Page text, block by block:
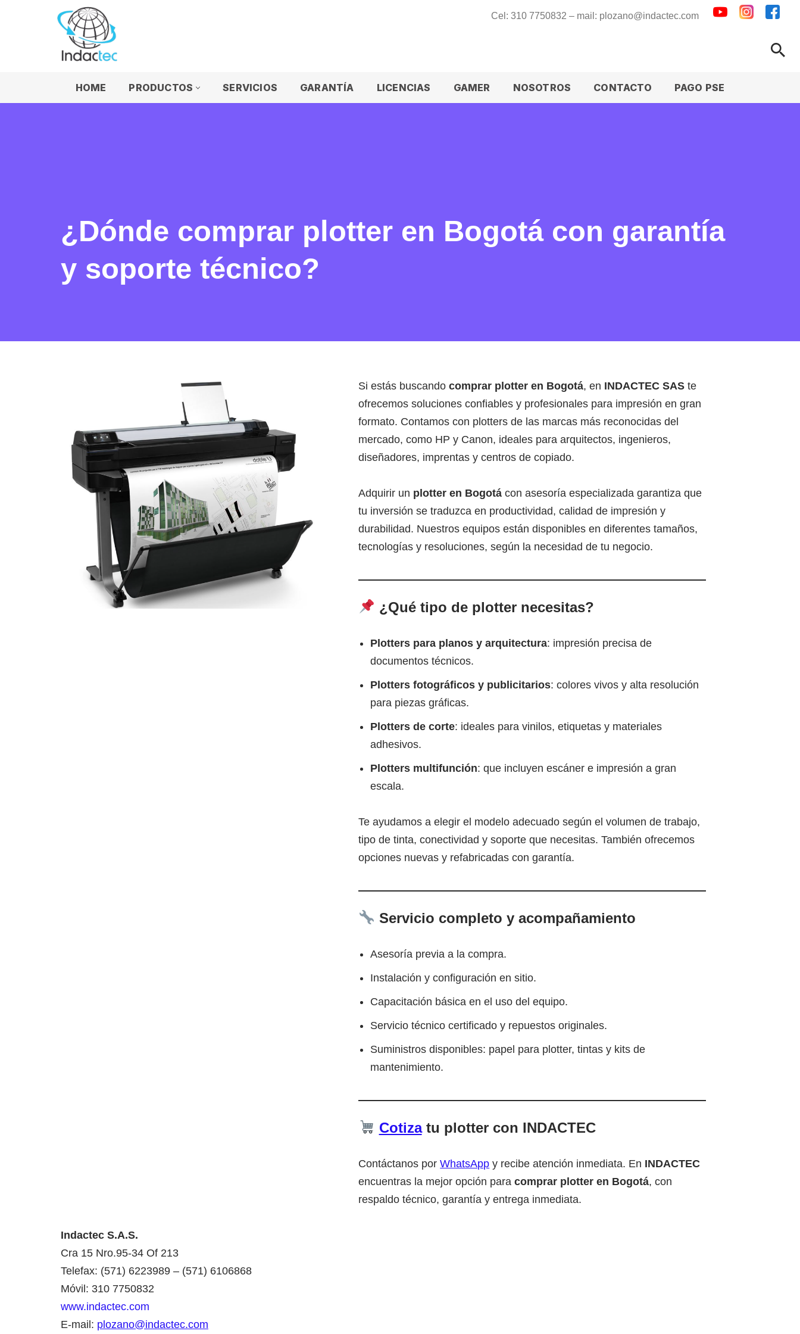
Cel: 310 7750832 – mail: plozano@indactec.com
HOME PRODUCTOS SERVICIOS GARANTÍA LICENCIAS GAMER NOSOTROS CONTACTO PAGO PSE
¿Dónde comprar plotter en Bogotá con garantía
y soporte técnico?
Si estás buscandocomprar plotter en Bogotá, en INDACTEC SAS te
ofrecemos soluciones confiables y profesionales para impresión en gran
formato. Contamos con plotters de las marcas más reconocidas del
mercado, como HP y Canon, ideales para arquitectos, ingenieros,
diseñadores, imprentas y centros de copiado.
Adquirir un plotter en Bogotá con asesoría especializada garantiza que
tu inversión se traduzca en productividad, calidad de impresión y
durabilidad. Nuestros equipos están disponibles en diferentes tamaños,
tecnologías y resoluciones, según la necesidad de tu negocio.
¿Qué tipo de plotter necesitas?
Plotters para planos y arquitectura: impresión precisa de
documentos técnicos.
Plotters fotográficos y publicitarios: colores vivos y alta resolución
para piezas gráficas.
Plotters de corte: ideales para vinilos, etiquetas y materiales
adhesivos.
Plotters multifunción: que incluyen escáner e impresión a gran
escala.
Te ayudamos a elegir el modelo adecuado según el volumen de trabajo,
tipo de tinta, conectividad y soporte que necesitas. También ofrecemos
opciones nuevas y refabricadas con garantía.
Servicio completo y acompañamiento
Asesoría previa a la compra.
Instalación y configuración en sitio.
Capacitación básica en el uso del equipo.
Servicio técnico certificado y repuestos originales.
Suministros disponibles: papel para plotter, tintas y kits de
mantenimiento.
Cotizatu plotter con INDACTEC
Contáctanos porWhatsApp y recibe atención inmediata. En INDACTEC
encuentras la mejor opción paracomprar plotter en Bogotá, con
respaldo técnico, garantía y entrega inmediata.
Indactec S.A.S.
Cra 15 Nro.95-34 Of 213
Telefax: (571) 6223989 – (571) 6106868
Móvil: 310 7750832
www.indactec.com
E-mail: plozano@indactec.com